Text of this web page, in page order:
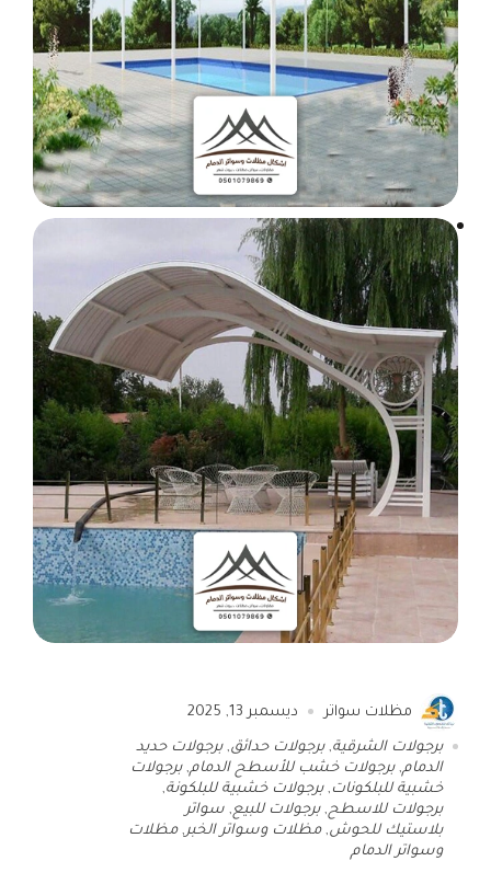
مظلات سواتر ديسمبر 13, 2025
برجولات الشرقية,برجولات حدائق,برجولات حديد
الدمام,برجولات خشب للأسطح الدمام,برجولات
خشبية للبلكونات ,برجولات خشبية للبلكونة,
برجولات للاسطح,برجولات للبيع, سواتر
بلاستيك للحوش,مظلات وسواتر الخبر ,مظلات
وسواتر الدمام